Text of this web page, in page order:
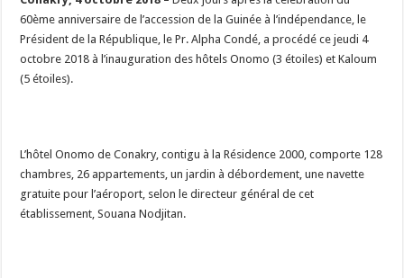
60ème anniversaire de l’accession de la Guinée à l’indépendance, le
Président de la République, le Pr. Alpha Condé, a procédé ce jeudi 4
octobre 2018 à l’inauguration des hôtels Onomo (3 étoiles) et Kaloum
(5 étoiles).
L’hôtel Onomo de Conakry, contigu à la Résidence 2000, comporte 128
chambres, 26 appartements, un jardin à débordement, une navette
gratuite pour l’aéroport, selon le directeur général de cet
établissement, Souana Nodjitan.